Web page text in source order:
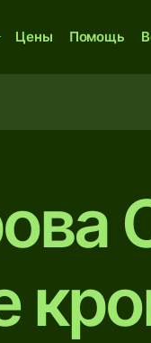
Цены Помощь